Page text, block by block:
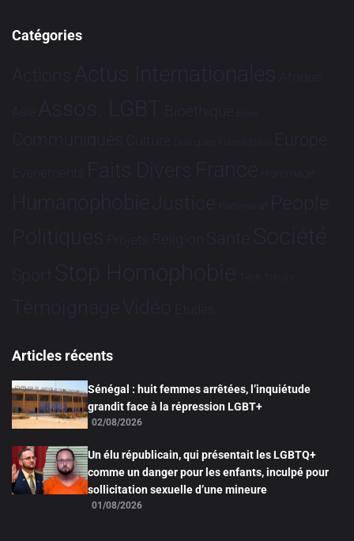
Catégories
Actions Actus Internationales Afrique
Asie Assos. LGBT Bioéthique Brève
Communiqués Culture Dialogues France-Brésil Europe
Evénements Faits Divers France Hommage
HumanophobieJustice Partenariat People
Politiques Projets Religion Santé Société
Sport Stop Homophobie Tech Tribune
TémoignageVidéo Études
Articles récents
Sénégal : huit femmes arrêtées, l’inquiétude
grandit face à la répression LGBT+
02/08/2026
Un élu républicain, qui présentait les LGBTQ+
comme un danger pour les enfants, inculpé pour
sollicitation sexuelle d’une mineure
01/08/2026